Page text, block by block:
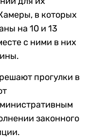
в которых
на 10 и 13
с ними в них
прогулки в
законного